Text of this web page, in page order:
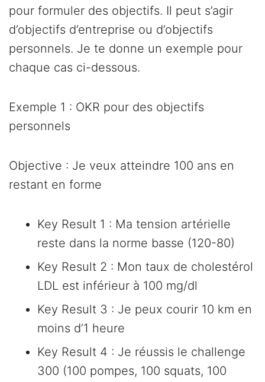
pour formuler des objectifs. Il peut s’agir
d’objectifs d’entreprise ou d’objectifs
personnels. Je te donne un exemple pour
chaque cas ci-dessous.
Exemple 1 : OKR pour des objectifs
personnels
Objective : Je veux atteindre 100 ans en
restant en forme
Key Result 1 : Ma tension artérielle
reste dans la norme basse (120-80)
Key Result 2 : Mon taux de cholestérol
LDL est inférieur à 100 mg/dl
Key Result 3 : Je peux courir 10 km en
moins d’1 heure
Key Result 4 : Je réussis le challenge
300 (100 pompes, 100 squats, 100